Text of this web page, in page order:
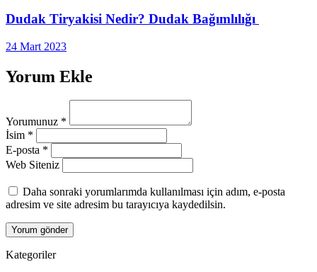
Dudak Tiryakisi Nedir? Dudak Bağımlılığı
24 Mart 2023
Yorum Ekle
Yorumunuz *
İsim *
E-posta *
Web Siteniz
Daha sonraki yorumlarımda kullanılması için adım, e-posta
adresim ve site adresim bu tarayıcıya kaydedilsin.
Kategoriler